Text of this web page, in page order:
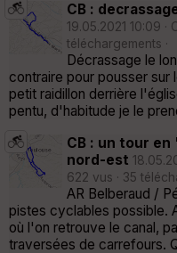
CB :
19.05.2021 10:09 ·
téléchargements ·
Décrassage le
contraire pour pousser sur
petit raidillon derrière
pentu, d'habitude je le
CB : un tour
nord-est
622 vus · 35
AR Belberaud /
pistes cyclables possible.
où l'on retrouve le canal,
traversées de carrefours.